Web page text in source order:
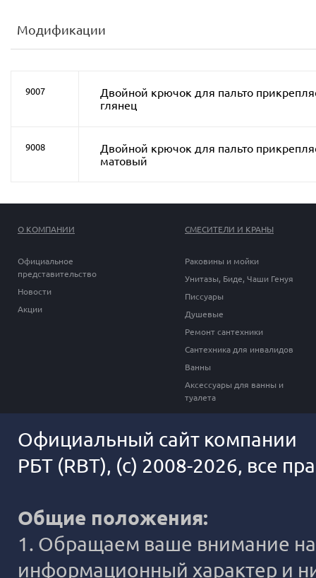
Модификации
9007
Двойной крючок для пальто
глянец
9008
Двойной крючок для пальто
матовый
О КОМПАНИИ
Официальное
представительство
Новости
Акции
СМЕСИТЕЛИ И КРАНЫ
Раковины и мойки
Унитазы, Биде, Чаши Генуя
Писсуары
Душевые
Ремонт сантехники
Сантехника для инвалидов
Ванны
Аксессуары для ванны и
туалета
Официальный сайт компании
РБТ (RBT), (c) 2008-2026, все
Общие положения:
1. Обращаем ваше внимание на
информационный характер и